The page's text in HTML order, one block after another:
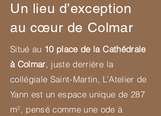
Un lieu d’exception
au cœur de Colmar
Situé au 10 place de la Cathédrale
à Colmar, juste derrière la
collégiale Saint-Martin, L’Atelier de
Yann est un espace unique de 287
m², pensé comme une ode à